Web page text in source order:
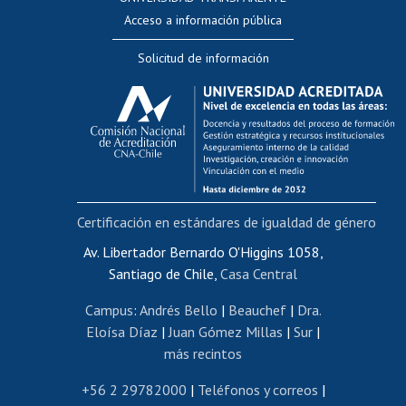
Evaluación docente
Calificación académica
Postulación al AUCAI
Funcionarias/os
Cursos internos de capacitación
Bienestar del personal
Portal de movilidad interna
Certificado de renta
Certificado de renta honorarios
Editar páginas blancas
Extranjeras/os
Revalidación y reconocimiento de títulos
Acceso a información pública
Solicitud de información
Av. Libertador Bernardo O'Higgins 1058,
Santiago de Chile, Casa Central
Campus: Andrés Bello | Beauchef| Dra.
Eloísa Díaz |Juan Gómez Millas | Sur |
más recintos
+56 2 29782000 | Teléfonos y correos |
Certificación en estándares de igualdad de género